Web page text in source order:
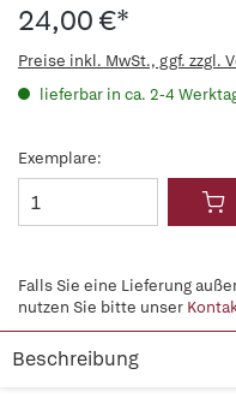
24,00 €*
Preise inkl. MwSt., ggf. zzgl.
lieferbar in ca. 2-4
Exemplare:
Falls Sie eine Lieferung
nutzen Sie bitte unser
Beschreibung